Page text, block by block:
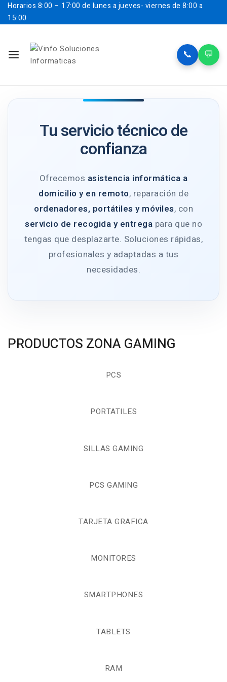
Horarios 8:00 – 17:00 de lunes a jueves- viernes de 8:00 a
15:00
📞 💬
Tu servicio técnico de
confianza
Ofrecemos asistencia informática a
domicilio y en remoto, reparación de
ordenadores, portátiles y móviles, con
servicio de recogida y entrega para que no
tengas que desplazarte. Soluciones rápidas,
profesionales y adaptadas a tus
necesidades.
PRODUCTOS ZONA GAMING
PCS
PORTATILES
SILLAS GAMING
PCS GAMING
TARJETA GRAFICA
MONITORES
SMARTPHONES
TABLETS
RAM